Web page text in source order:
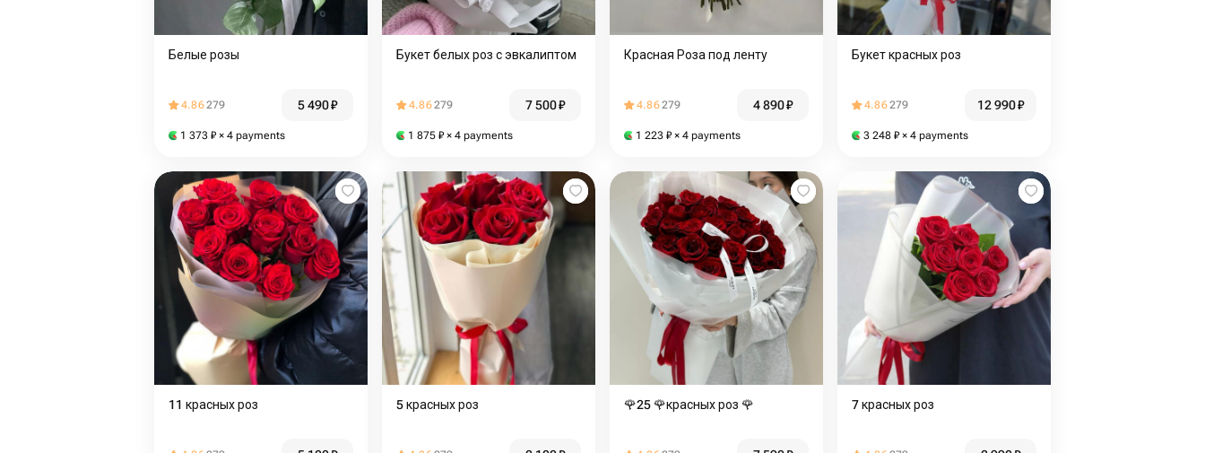
Белые розы
4.86279 5 490₽
1 373 ₽ × 4 payments
Букет белых роз с эвкалиптом
4.86279 7 500₽
1 875 ₽ × 4 payments
Красная Роза под ленту
4.86279 4 890₽
1 223 ₽ × 4 payments
Букет красных роз
4.86279 12 990₽
3 248 ₽ × 4 payments
11 красных роз 5 красных роз 🌹25 🌹красных роз 🌹 7 красных роз